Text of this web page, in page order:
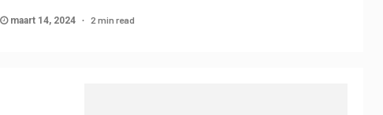
maart 14, 2024 2 min read